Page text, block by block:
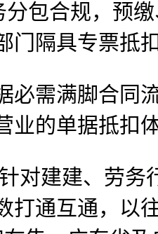
合规，预缴
门隔具专票抵
需满脚合同流
业的单据抵扣
建建、劳务
打通互通，以